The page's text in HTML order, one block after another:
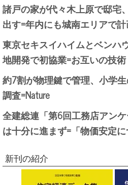
諸戸の家が代々木上原で邸宅
出す=年内にも城南エリアで
東京セキスイハイムとベンハ
地開発で初協業=お互いの技
約7割が物理鍵で管理、小学
調査=Nature
全建総連「第6回工務店アン
は十分に進まず=「物価安定
新刊の紹介